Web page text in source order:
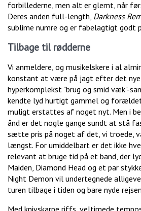
forbillederne, men alt er glemt, når
Deres anden full-length, Darkness
sublime numre og er fabelagtigt godt
Tilbage til rødderne
Vi anmeldere, og musikelskere i al
konstant at være på jagt efter det
hyperkomplekst "brug og smid væk"-
kendte lyd hurtigt gammel og
muligt erstattes af noget nyt. Men i
ånd er det nogle gange sundt at stå
sætte pris på noget af det, vi troede,
længst. For umiddelbart er det ikke
relevant at bruge tid på et band, der
Maiden, Diamond Head og et par
Night Demon vil undertegnede
turen tilbage i tiden og bare nyde